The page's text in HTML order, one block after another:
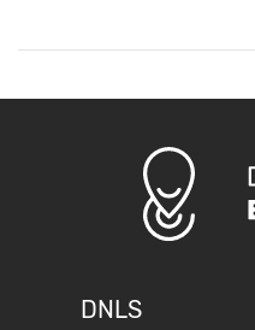
DNLS